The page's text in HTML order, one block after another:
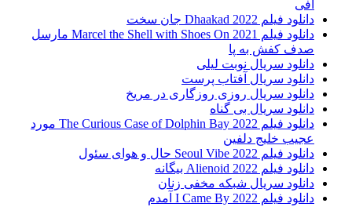
آفی
دانلود فیلم Dhaakad 2022 جان سخت
دانلود فیلم Marcel the Shell with Shoes On 2021 مارسل
صدف کفش به پا
دانلود سریال نوبت لیلی
دانلود سریال آفتاب پرست
دانلود سریال روزی روزگاری در مریخ
دانلود سریال بی گناه
دانلود فیلم The Curious Case of Dolphin Bay 2022 مورد
عجیب خلیج دلفین
دانلود فیلم Seoul Vibe 2022 حال و هوای سئول
دانلود فیلم Alienoid 2022 بیگانه
دانلود سریال شبکه مخفی زنان
دانلود فیلم I Came By 2022 آمدم